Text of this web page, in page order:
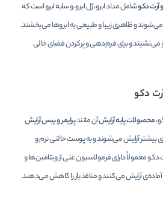
دکوشامل مداد ابرو، ژل ابرو، و سایه ابرو است که
و ظاهری زیبا و طبیعی به ابروها می‌بخشند.
می‌نشیند و برای فرم‌دهی و پرکردن فضای خالی
دکو
محصولات پایه آرایشآن مانندپرایمر و بیس آرایش
بیشتر آرایش می‌شوند و به پوست حالتی نرم و
معمولاً دارای فرمولاسیون غنی از ویتامین‌ها و
آرایش می‌کنند و منافذ باز را کاهش می‌دهند.